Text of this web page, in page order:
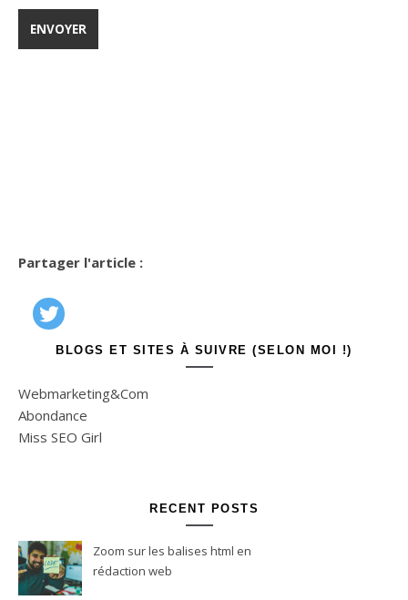
Partager l'article :
BLOGS ET SITES À SUIVRE (SELON MOI !)
Webmarketing&Com
Abondance
Miss SEO Girl
RECENT POSTS
Zoom sur les balises html en
rédaction web